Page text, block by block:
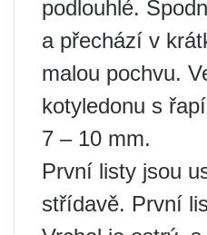
podlouhlé.
a přechází v
malou pochvu.
kotyledonu s
7 – 10 mm.
První listy jsou
střídavě. První